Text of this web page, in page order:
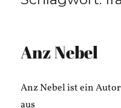
Anz Nebel
Anz Nebel ist ein
aus